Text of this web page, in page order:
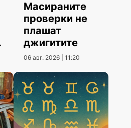
Масираните
проверки не
плашат
джигитите
06 авг. 2026 | 11:20